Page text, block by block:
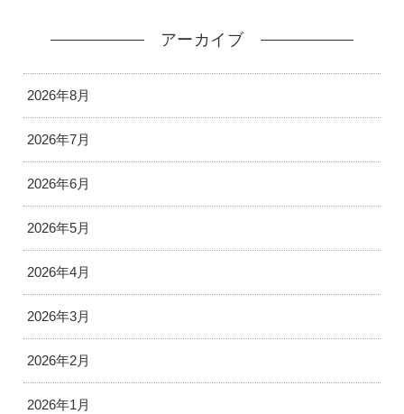
アーカイブ
2026年8月
2026年7月
2026年6月
2026年5月
2026年4月
2026年3月
2026年2月
2026年1月